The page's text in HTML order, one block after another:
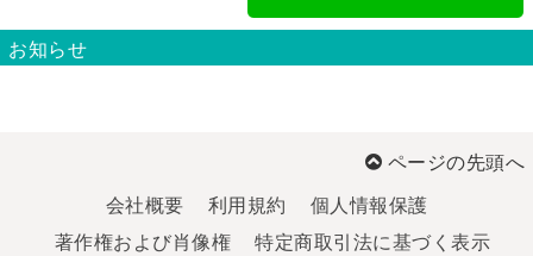
お知らせ
ページの先頭へ
会社概要
利用規約
個人情報保護
著作権および肖像権
特定商取引法に基づく表示